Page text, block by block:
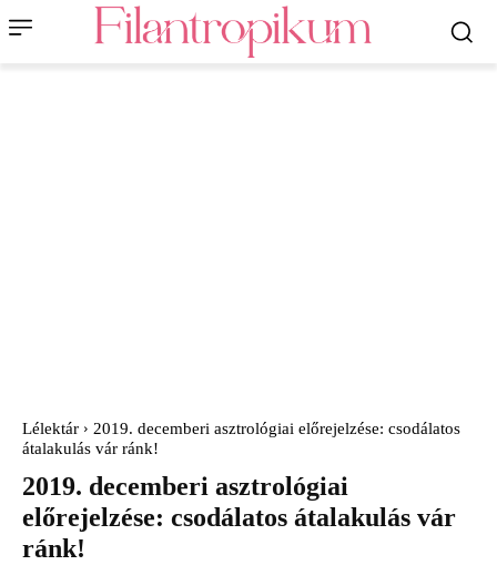
Lélektár
2019. decemberi asztrológiai előrejelzése: csodálatos
átalakulás vár ránk!
2019. decemberi asztrológiai
előrejelzése: csodálatos átalakulás vár
ránk!